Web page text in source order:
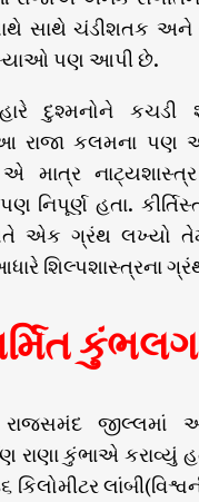
સાથે ચંડીશતક અને
પણ આપી છે.
દુશ્મનોને કચડી
રાજા કલમના પણ
એ માત્ર
નિપૂર્ણ હતા.
એક ગ્રંથ લખ્યો
શિલ્પશાસ્ત્રના
રાજસમંદ
રાણા કુંભાએ કરાવ્યું
કિલોમીટર